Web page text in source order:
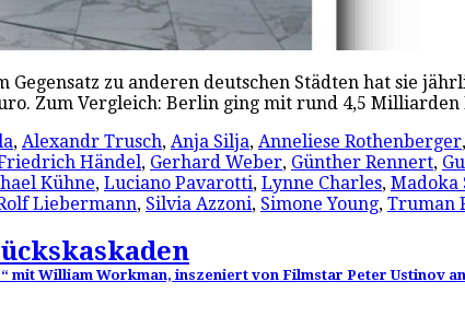
zu anderen deutschen Städten hat sie
Zum Vergleich: Berlin ging mit rund 4,5
, Alexandr Trusch, Anja Silja, Anneliese Rothenberger,
Händel, Gerhard Weber, Günther Rennert,
Kühne, Luciano Pavarotti, Lynne Charles, Madoka
Liebermann, Silvia Azzoni, Simone Young, Truman
mit William Workman, inszeniert von Filmstar Peter Ustinov